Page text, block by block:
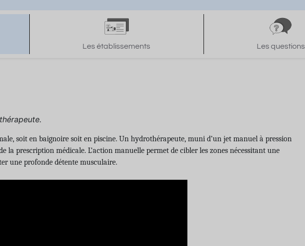
Les établissements Les questions
soit en baignoire soit en piscine. Un hydrothérapeute, muni d’un jet manuel à pression
la prescription médicale. L’action manuelle permet de cibler les zones nécessitant une
une profonde détente musculaire.